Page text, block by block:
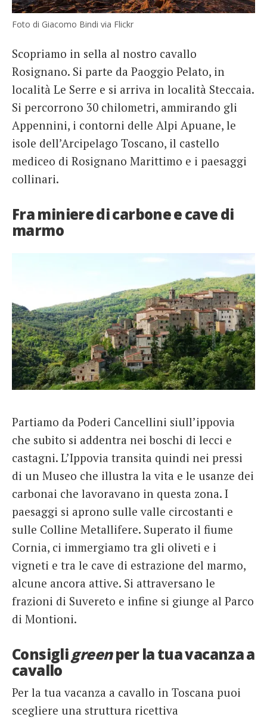
Foto di Giacomo Bindi via Flickr
Scopriamo in sella al nostro cavallo
Rosignano. Si parte da Paoggio Pelato, in
località Le Serre e si arriva in località Steccaia.
Si percorrono 30 chilometri, ammirando gli
Appennini, i contorni delle Alpi Apuane, le
isole dell’Arcipelago Toscano, il castello
mediceo di Rosignano Marittimo e i paesaggi
collinari.
Fra miniere di carbone e cave di
marmo
Partiamo da Poderi Cancellini siull’ippovia
che subito si addentra nei boschi di lecci e
castagni. L’Ippovia transita quindi nei pressi
di un Museo che illustra la vita e le usanze dei
carbonai che lavoravano in questa zona. I
paesaggi si aprono sulle valle circostanti e
sulle Colline Metallifere. Superato il fiume
Cornia, ci immergiamo tra gli oliveti e i
vigneti e tra le cave di estrazione del marmo,
alcune ancora attive. Si attraversano le
frazioni di Suvereto e infine si giunge al Parco
di Montioni.
Consigligreenper la tua vacanza a
cavallo
Per la tua vacanza a cavallo in Toscana puoi
scegliere una struttura ricettiva